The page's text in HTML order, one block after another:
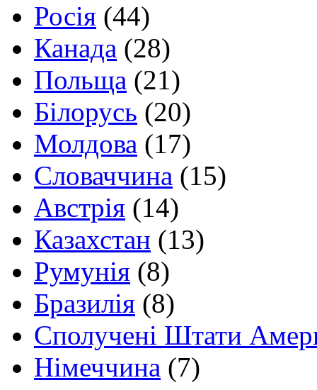
Росія (44)
Канада (28)
Польща (21)
Білорусь (20)
Молдова (17)
Словаччина (15)
Австрія (14)
Казахстан (13)
Румунія (8)
Бразилія (8)
Сполучені Штати
Німеччина (7)